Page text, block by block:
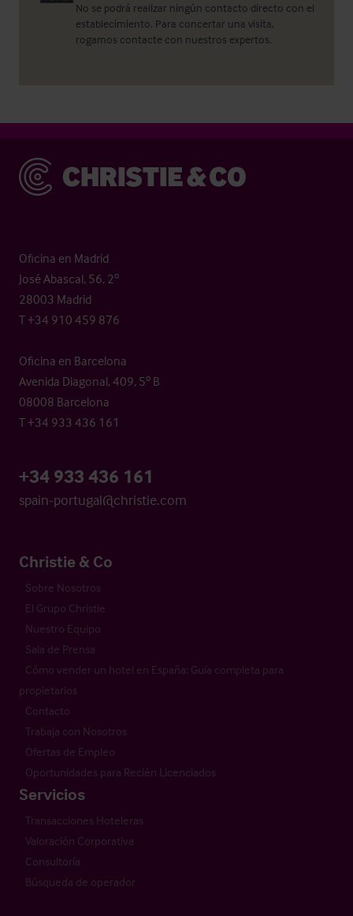
No se podrá realizar ningún contacto directo con el
establecimiento. Para concertar una visita,
rogamos contacte con nuestros expertos.
Christie & Co
Oficina en Madrid
José Abascal, 56, 2º
28003 Madrid
T +34 910 459 876
Oficina en Barcelona
Avenida Diagonal, 409, 5º B
08008 Barcelona
T +34 933 436 161
+34 933 436 161
spain-portugal@christie.com
Christie & Co
Sobre Nosotros
El Grupo Christie
Nuestro Equipo
Sala de Prensa
Cómo vender un hotel en España: Guía completa para
propietarios
Contacto
Trabaja con Nosotros
Ofertas de Empleo
Oportunidades para Recién Licenciados
Servicios
Transacciones Hoteleras
Valoración Corporativa
Consultoría
Búsqueda de operador